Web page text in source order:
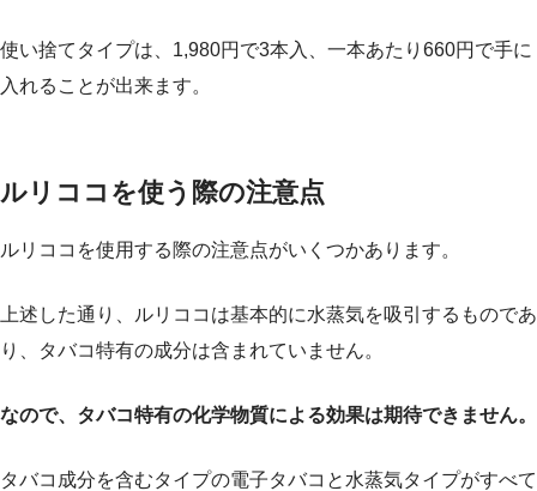
使い捨てタイプは、1,980円で3本入、一本あたり660円で手に
入れることが出来ます。
ルリココを使う際の注意点
ルリココを使用する際の注意点がいくつかあります。
上述した通り、ルリココは基本的に水蒸気を吸引するものであ
り、タバコ特有の成分は含まれていません。
なので、タバコ特有の化学物質による効果は期待できません。
タバコ成分を含むタイプの電子タバコと水蒸気タイプがすべて